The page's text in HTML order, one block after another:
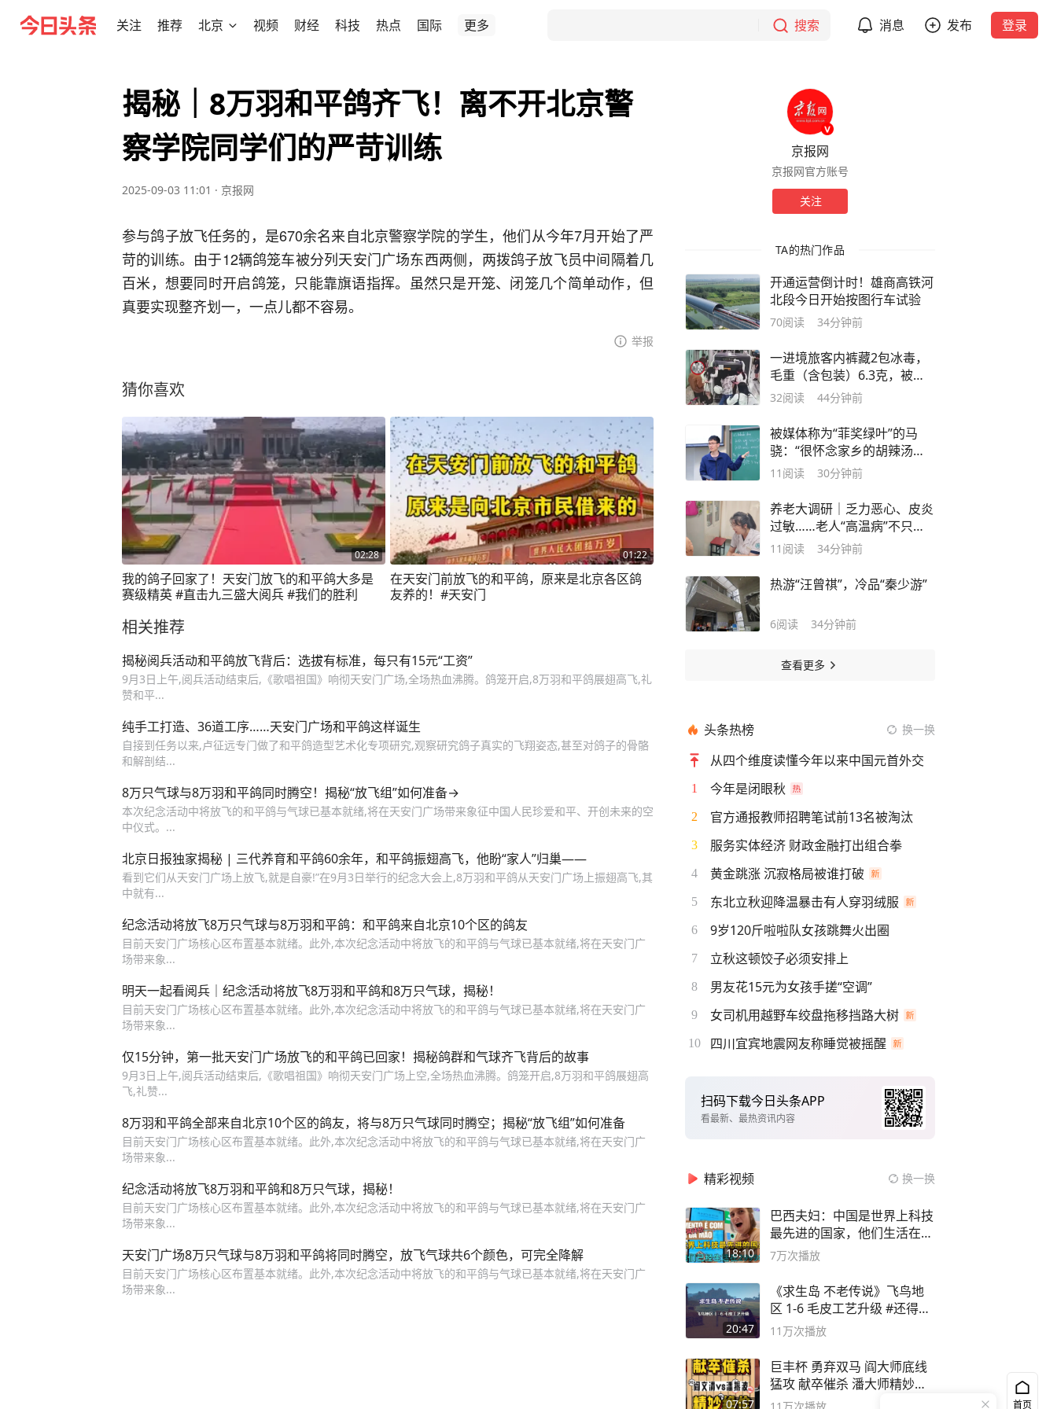
关注 推荐 北京 视频 财经 科技 热点 国际 更多 搜索 消息 发布 登录
揭秘｜8万羽和平鸽齐飞！离不开北京警
察学院同学们的严苛训练
2025-09-03 11:01 · 京报网
参与鸽子放飞任务的，是670余名来自北京警察学院的学生，他们从今年7月开始了严
苛的训练。由于12辆鸽笼车被分列天安门广场东西两侧，两拨鸽子放飞员中间隔着几
百米，想要同时开启鸽笼，只能靠旗语指挥。虽然只是开笼、闭笼几个简单动作，但
真要实现整齐划一，一点儿都不容易。
举报
猜你喜欢
02:28
我的鸽子回家了！天安门放飞的和平鸽大多是
赛级精英 #直击九三盛大阅兵 #我们的胜利
01:22
在天安门前放飞的和平鸽，原来是北京各区鸽
友养的！#天安门
相关推荐
揭秘阅兵活动和平鸽放飞背后：选拔有标准，每只有15元“工资”
9月3日上午,阅兵活动结束后,《歌唱祖国》响彻天安门广场,全场热血沸腾。鸽笼开启,8万羽和平鸽展翅高飞,礼
赞和平...
纯手工打造、36道工序……天安门广场和平鸽这样诞生
自接到任务以来,卢征远专门做了和平鸽造型艺术化专项研究,观察研究鸽子真实的飞翔姿态,甚至对鸽子的骨骼
和解剖结...
8万只气球与8万羽和平鸽同时腾空！揭秘“放飞组”如何准备→
本次纪念活动中将放飞的和平鸽与气球已基本就绪,将在天安门广场带来象征中国人民珍爱和平、开创未来的空
中仪式。...
北京日报独家揭秘 | 三代养育和平鸽60余年，和平鸽振翅高飞，他盼“家人”归巢——
看到它们从天安门广场上放飞,就是自豪!”在9月3日举行的纪念大会上,8万羽和平鸽从天安门广场上振翅高飞,其
中就有...
纪念活动将放飞8万只气球与8万羽和平鸽：和平鸽来自北京10个区的鸽友
目前天安门广场核心区布置基本就绪。此外,本次纪念活动中将放飞的和平鸽与气球已基本就绪,将在天安门广
场带来象...
明天一起看阅兵｜纪念活动将放飞8万羽和平鸽和8万只气球，揭秘！
目前天安门广场核心区布置基本就绪。此外,本次纪念活动中将放飞的和平鸽与气球已基本就绪,将在天安门广
场带来象...
仅15分钟，第一批天安门广场放飞的和平鸽已回家！揭秘鸽群和气球齐飞背后的故事
9月3日上午,阅兵活动结束后,《歌唱祖国》响彻天安门广场上空,全场热血沸腾。鸽笼开启,8万羽和平鸽展翅高
飞,礼赞...
8万羽和平鸽全部来自北京10个区的鸽友，将与8万只气球同时腾空；揭秘“放飞组”如何准备
目前天安门广场核心区布置基本就绪。此外,本次纪念活动中将放飞的和平鸽与气球已基本就绪,将在天安门广
场带来象...
纪念活动将放飞8万羽和平鸽和8万只气球，揭秘！
目前天安门广场核心区布置基本就绪。此外,本次纪念活动中将放飞的和平鸽与气球已基本就绪,将在天安门广
场带来象...
天安门广场8万只气球与8万羽和平鸽将同时腾空，放飞气球共6个颜色，可完全降解
目前天安门广场核心区布置基本就绪。此外,本次纪念活动中将放飞的和平鸽与气球已基本就绪,将在天安门广
场带来象...
京报网
京报网官方账号
关注
TA的热门作品
开通运营倒计时！雄商高铁河
北段今日开始按图行车试验
70阅读 34分钟前
一进境旅客内裤藏2包冰毒，
毛重（含包装）6.3克，被海
关查获
32阅读 44分钟前
被媒体称为“菲奖绿叶”的马
骁：“很怀念家乡的胡辣汤、
烧饼”
11 阅读 30分钟前
养老大调研｜乏力恶心、皮炎
过敏……老人“高温病”不只是
中暑
11 阅读 34分钟前
热游“汪曾祺”，冷品“秦少游”
6阅读 34分钟前
查看更多
头条热榜 换一换
从四个维度读懂今年以来中国元首外交
1 今年是闭眼秋
2 官方通报教师招聘笔试前13名被淘汰
3 服务实体经济 财政金融打出组合拳
4 黄金跳涨 沉寂格局被谁打破
5 东北立秋迎降温暴击有人穿羽绒服
6 9岁120斤啦啦队女孩跳舞火出圈
7 立秋这顿饺子必须安排上
8 男友花15元为女孩手搓“空调”
9 女司机用越野车绞盘拖移挡路大树
10 四川宜宾地震网友称睡觉被摇醒
扫码下载今日头条APP
看最新、最热资讯内容
精彩视频 换一换
18:10
巴西夫妇：中国是世界上科技
最先进的国家，他们生活在
2999年
7万次播放
20:47
《求生岛 不老传说》飞鸟地
区 1-6 毛皮工艺升级 #还得是
主机大作
11万次播放
07:57
巨丰杯 勇弃双马 阎大师底线
猛攻 献卒催杀 潘大师精妙入
局
首页